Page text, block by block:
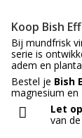
Koop Bish
Bij mundfrisk
serie is
adem en
Bestel je Bish
magnesium en
Let
van